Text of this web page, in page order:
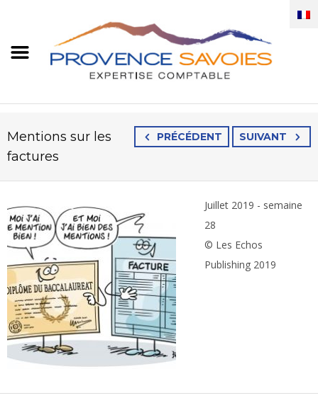
PRÉCÉDENT SUIVANT
Mentions sur les
factures
Juillet 2019 - semaine
28
© Les Echos
Publishing 2019